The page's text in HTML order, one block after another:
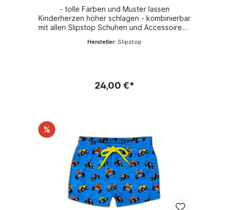
- tolle Farben und Muster lassen
Kinderherzen höher schlagen - kombinierbar
mit allen Slipstop Schuhen und Accessoires -
schnelltrocknendem 100 % Polyester -
Hersteller: Slipstop
24,00 €*
%